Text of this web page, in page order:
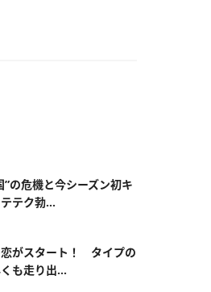
”の危機と今シーズン初キ
テク勃...
がスタート！ タイプの
も走り出...